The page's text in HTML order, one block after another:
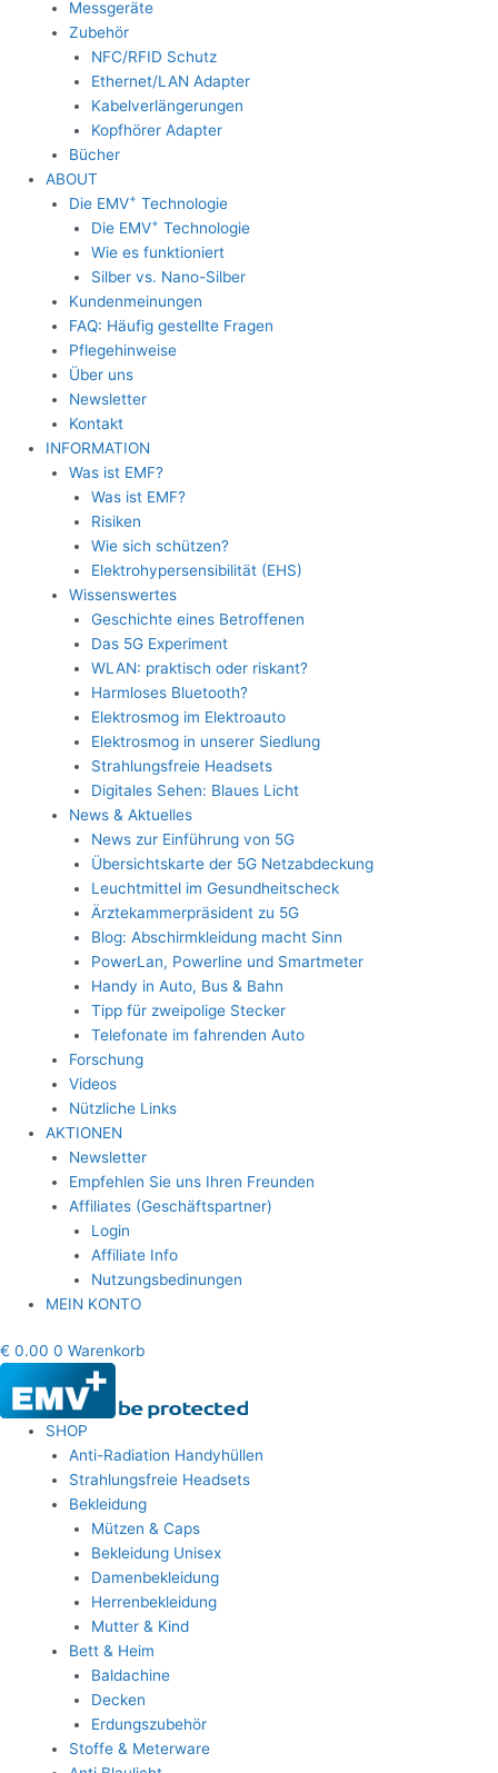
Messgeräte
Zubehör
NFC/RFID Schutz
Ethernet/LAN Adapter
Kabelverlängerungen
Kopfhörer Adapter
Bücher
ABOUT
Die EMV+ Technologie
Die EMV+ Technologie
Wie es funktioniert
Silber vs. Nano-Silber
Kundenmeinungen
FAQ: Häufig gestellte Fragen
Pflegehinweise
Über uns
Newsletter
Kontakt
INFORMATION
Was ist EMF?
Was ist EMF?
Risiken
Wie sich schützen?
Elektrohypersensibilität (EHS)
Wissenswertes
Geschichte eines Betroffenen
Das 5G Experiment
WLAN: praktisch oder riskant?
Harmloses Bluetooth?
Elektrosmog im Elektroauto
Elektrosmog in unserer Siedlung
Strahlungsfreie Headsets
Digitales Sehen: Blaues Licht
News & Aktuelles
News zur Einführung von 5G
Übersichtskarte der 5G Netzabdeckung
Leuchtmittel im Gesundheitscheck
Ärztekammerpräsident zu 5G
Blog: Abschirmkleidung macht Sinn
PowerLan, Powerline und Smartmeter
Handy in Auto, Bus & Bahn
Tipp für zweipolige Stecker
Telefonate im fahrenden Auto
Forschung
Videos
Nützliche Links
AKTIONEN
Newsletter
Empfehlen Sie uns Ihren Freunden
Affiliates (Geschäftspartner)
Login
Affiliate Info
Nutzungsbedinungen
MEIN KONTO
€ 0.00 0 Warenkorb
SHOP
Anti-Radiation Handyhüllen
Strahlungsfreie Headsets
Bekleidung
Mützen & Caps
Bekleidung Unisex
Damenbekleidung
Herrenbekleidung
Mutter & Kind
Bett & Heim
Baldachine
Decken
Erdungszubehör
Stoffe & Meterware